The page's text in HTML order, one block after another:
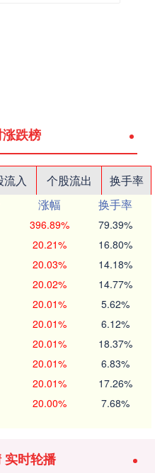
跌榜
流入 个股流出
换手率
涨幅
换手率
396.89% 79.39%
20.21% 16.80%
20.03% 14.18%
20.02% 14.77%
20.01% 5.62%
20.01% 6.12%
20.01% 18.37%
20.01% 6.83%
20.01% 17.26%
20.00% 7.68%
实时轮播